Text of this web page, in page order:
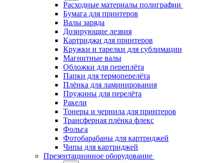
Расходные материалы полиграфии
Бумага для принтеров
Валы заряда
Дозирующие лезвия
Картриджи для принтеров
Кружки и тарелки для сублимации
Магнитные валы
Обложки для переплёта
Папки для термоперелёта
Плёнка для ламинирования
Пружины для перелёта
Ракели
Тонеры и чернила для принтеров
Трансферная плёнка флекс
Фольга
Фотобарабаны для картриджей
Чипы для картриджей
Презентационное оборудование